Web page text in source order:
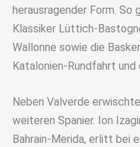
herausragender Form. So
Klassiker Lüttich-
Wallonne sowie die
Katalonien-Rundfahrt und
Neben Valverde
weiteren Spanier. Ion
Bahrain-Merida, erlitt bei